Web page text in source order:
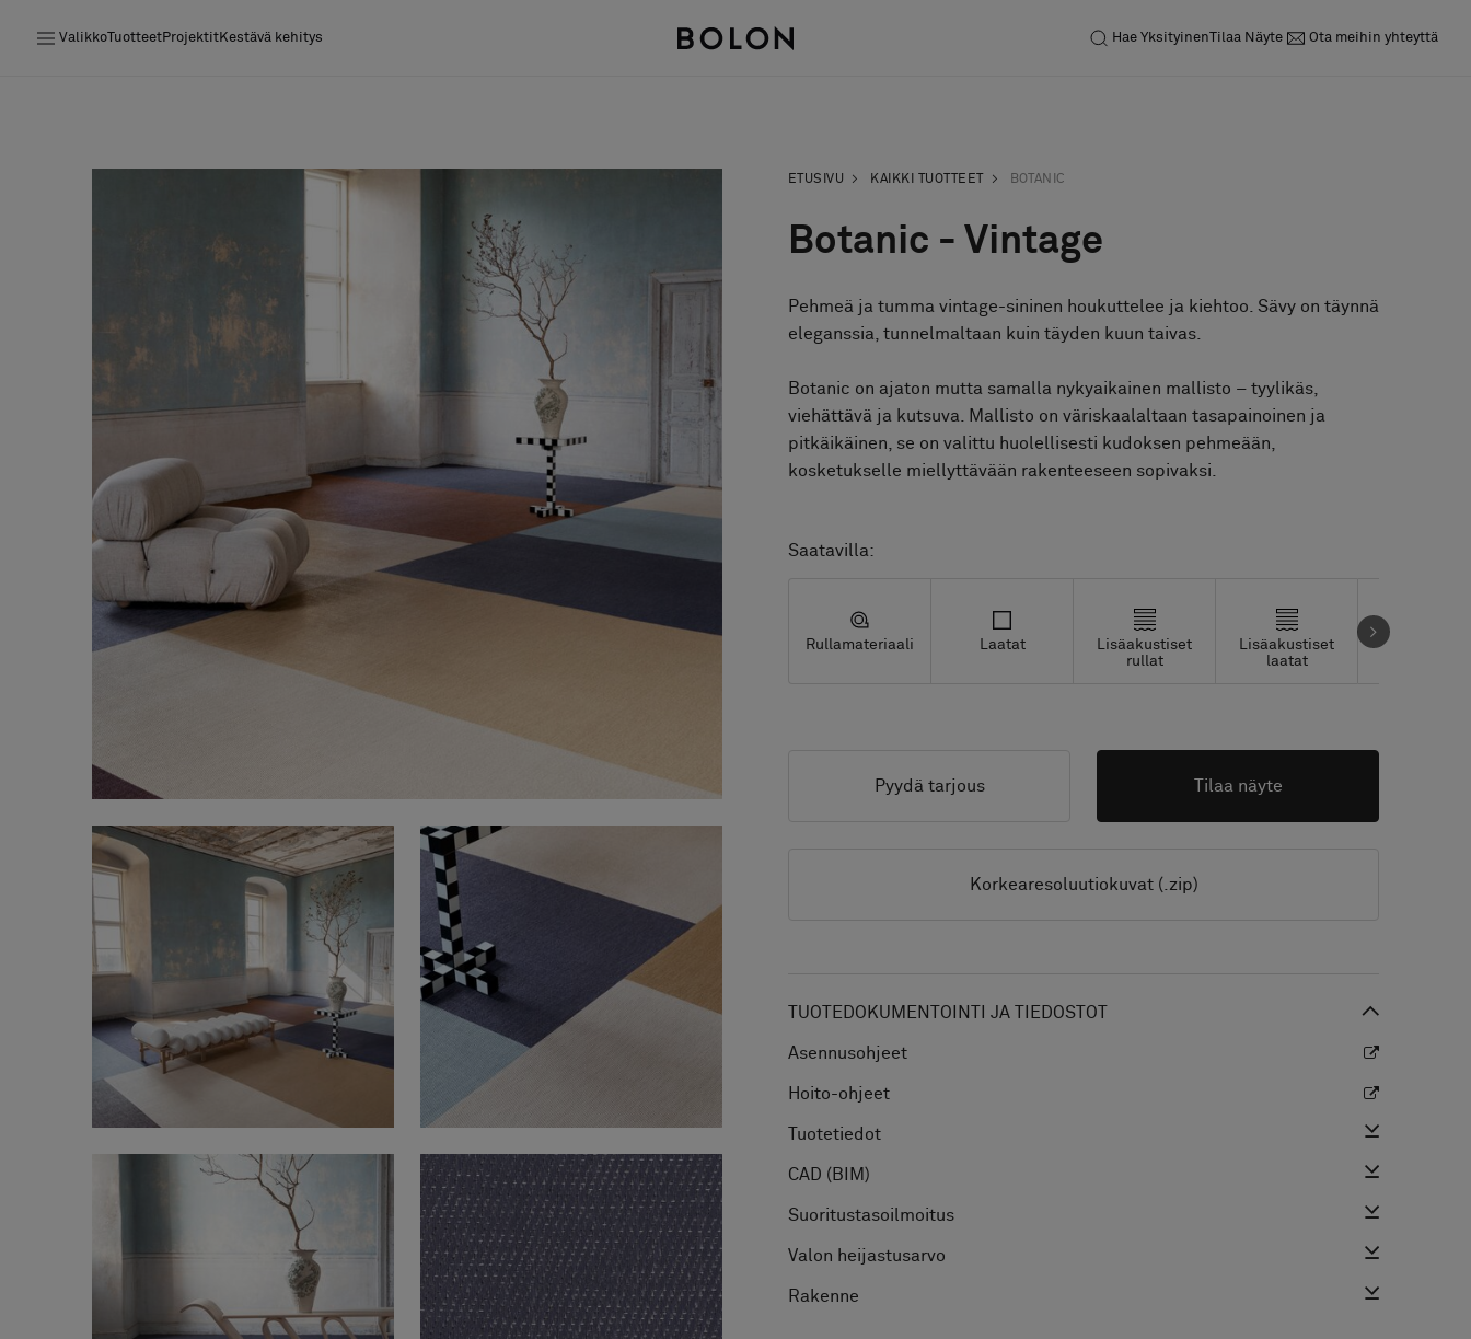
ValikkoTuotteetProjektitKestävä kehitys Hae YksityinenTilaa Näyte Ota meihin yhteyttä
Puhdistus
Yhteistyötä suunnittelijoiden kanssa
Tietoa meistä
Pattern Tile Tool
Valitse maa
ETUSIVU KAIKKI TUOTTEET BOTANIC
Botanic - Vintage
Pehmeä ja tumma vintage-sininen houkuttelee ja kiehtoo. Sävy on täynnä
eleganssia, tunnelmaltaan kuin täyden kuun taivas.
Botanic on ajaton mutta samalla nykyaikainen mallisto – tyylikäs,
viehättävä ja kutsuva. Mallisto on väriskaalaltaan tasapainoinen ja
pitkäikäinen, se on valittu huolellisesti kudoksen pehmeään,
kosketukselle miellyttävään rakenteeseen sopivaksi.
Saatavilla:
Rullamateriaali Laatat
Lisäakustiset
rullat
Lisäakustiset
laatat
Studio Tiles
Pyydä tarjous Tilaa näyte
Korkearesoluutiokuvat (.zip)
TUOTEDOKUMENTOINTI JA TIEDOSTOT
Asennusohjeet
Hoito-ohjeet
Tuotetiedot
CAD (BIM)
Suoritustasoilmoitus
Valon heijastusarvo
Rakenne